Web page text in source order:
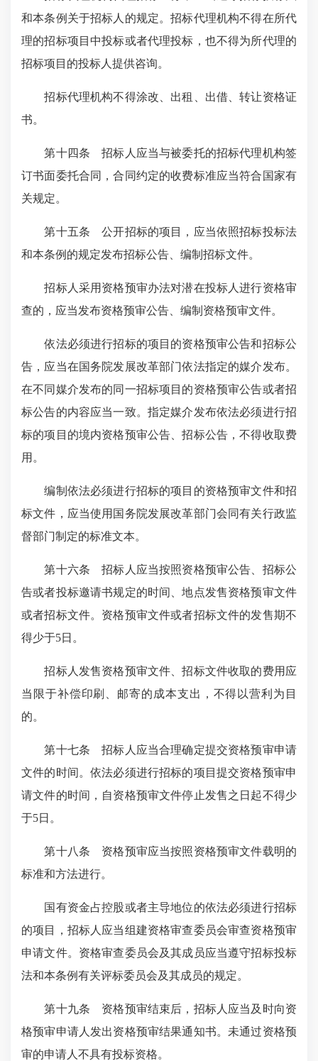
和本条例关于招标人的规定。招标代理机构不得在所代
理的招标项目中投标或者代理投标，也不得为所代理的
招标项目的投标人提供咨询。
招标代理机构不得涂改、出租、出借、转让资格证
书。
第十四条 招标人应当与被委托的招标代理机构签
订书面委托合同，合同约定的收费标准应当符合国家有
关规定。
第十五条 公开招标的项目，应当依照招标投标法
和本条例的规定发布招标公告、编制招标文件。
招标人采用资格预审办法对潜在投标人进行资格审
查的，应当发布资格预审公告、编制资格预审文件。
依法必须进行招标的项目的资格预审公告和招标公
告，应当在国务院发展改革部门依法指定的媒介发布。
在不同媒介发布的同一招标项目的资格预审公告或者招
标公告的内容应当一致。指定媒介发布依法必须进行招
标的项目的境内资格预审公告、招标公告，不得收取费
用。
编制依法必须进行招标的项目的资格预审文件和招
标文件，应当使用国务院发展改革部门会同有关行政监
督部门制定的标准文本。
第十六条 招标人应当按照资格预审公告、招标公
告或者投标邀请书规定的时间、地点发售资格预审文件
或者招标文件。资格预审文件或者招标文件的发售期不
得少于5日。
招标人发售资格预审文件、招标文件收取的费用应
当限于补偿印刷、邮寄的成本支出，不得以营利为目
的。
第十七条 招标人应当合理确定提交资格预审申请
文件的时间。依法必须进行招标的项目提交资格预审申
请文件的时间，自资格预审文件停止发售之日起不得少
于5日。
第十八条 资格预审应当按照资格预审文件载明的
标准和方法进行。
国有资金占控股或者主导地位的依法必须进行招标
的项目，招标人应当组建资格审查委员会审查资格预审
申请文件。资格审查委员会及其成员应当遵守招标投标
法和本条例有关评标委员会及其成员的规定。
第十九条 资格预审结束后，招标人应当及时向资
格预审申请人发出资格预审结果通知书。未通过资格预
审的申请人不具有投标资格。